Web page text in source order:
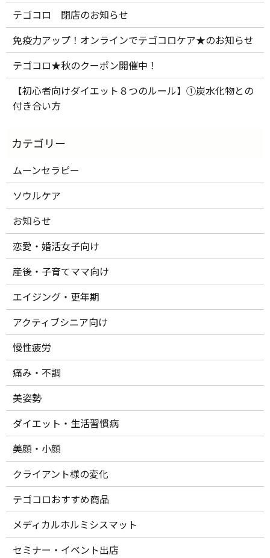
テゴコロ 閉店のお知らせ
免疫力アップ！オンラインでテゴコロケア★のお知らせ
テゴコロ★秋のクーポン開催中！
【初心者向けダイエット８つのルール】①炭水化物との
付き合い方
ムーンセラピー
ソウルケア
お知らせ
恋愛・婚活女子向け
産後・子育てママ向け
エイジング・更年期
アクティブシニア向け
慢性疲労
痛み・不調
美姿勢
ダイエット・生活習慣病
美顔・小顔
クライアント様の変化
テゴコロおすすめ商品
メディカルホルミシスマット
セミナー・イベント出店